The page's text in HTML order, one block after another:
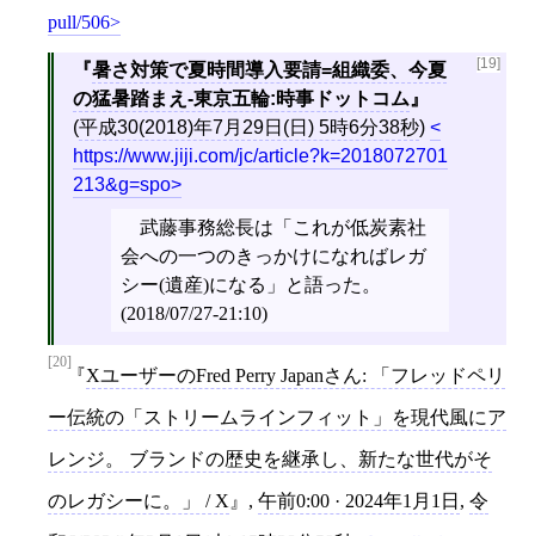
pull/506
[19]
暑さ対策で夏時間導入要請=組織委、今夏
の猛暑踏まえ-東京五輪:時事ドットコム
(平成30(2018)年7月29日(日) 5時6分38秒)
https://www.jiji.com/jc/article?k=2018072701
213&g=spo
武藤事務総長は「これが低炭素社
会への一つのきっかけになればレガ
シー(遺産)になる」と語った。
(2018/07/27-21:10)
[20]
XユーザーのFred Perry Japanさん: 「フレッドペリ
ー伝統の「ストリームラインフィット」を現代風にア
レンジ。 ブランドの歴史を継承し、新たな世代がそ
のレガシーに。」 / X , 午前0:00 · 2024年1月1日 , 令